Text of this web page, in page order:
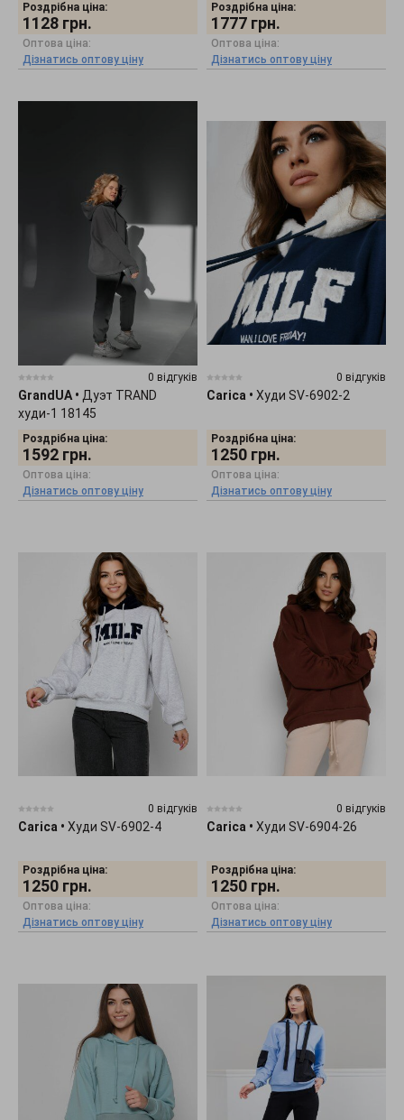
Роздрібна ціна:
1128 грн.
Оптова ціна:
Дізнатись оптову ціну
Роздрібна ціна:
1777 грн.
Оптова ціна:
Дізнатись оптову ціну
0 відгуків
GrandUA • Дуэт TRAND
худи-1 18145
Роздрібна ціна:
1592 грн.
Оптова ціна:
Дізнатись оптову ціну
0 відгуків
Carica • Худи SV-6902-2
Роздрібна ціна:
1250 грн.
Оптова ціна:
Дізнатись оптову ціну
0 відгуків
Carica • Худи SV-6902-4
Роздрібна ціна:
1250 грн.
Оптова ціна:
Дізнатись оптову ціну
0 відгуків
Carica • Худи SV-6904-26
Роздрібна ціна:
1250 грн.
Оптова ціна:
Дізнатись оптову ціну